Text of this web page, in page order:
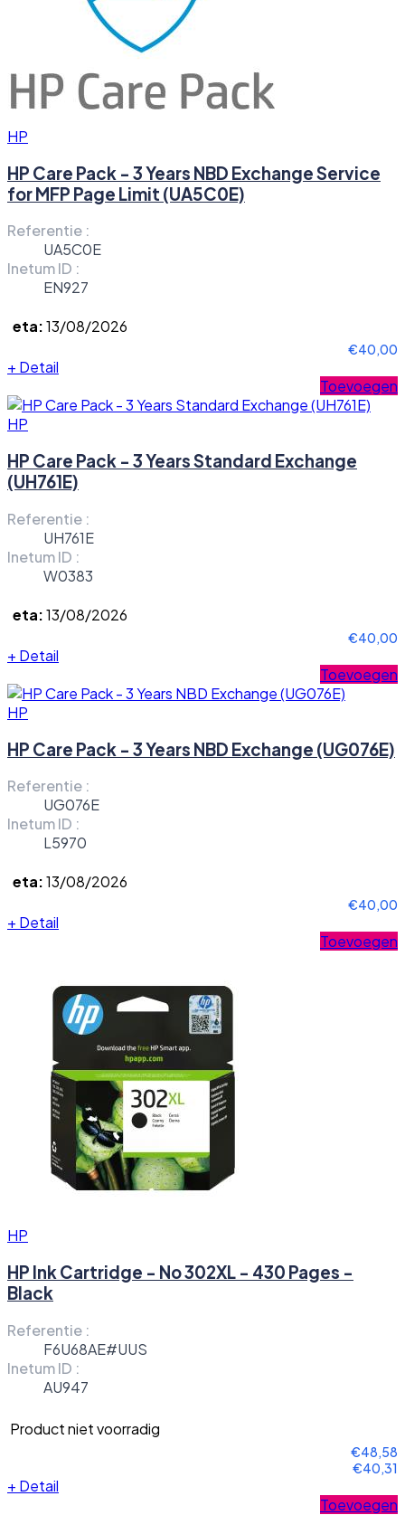
HP
HP Care Pack - 3 Years NBD Exchange Service
for MFP Page Limit (UA5C0E)
Referentie :
UA5C0E
Inetum ID :
EN927
eta:13/08/2026
€40,00
+ Detail
Toevoegen
HP
HP Care Pack - 3 Years Standard Exchange
(UH761E)
Referentie :
UH761E
Inetum ID :
W0383
eta:13/08/2026
€40,00
+ Detail
Toevoegen
HP
HP Care Pack - 3 Years NBD Exchange (UG076E)
Referentie :
UG076E
Inetum ID :
L5970
eta:13/08/2026
€40,00
+ Detail
Toevoegen
HP
HP Ink Cartridge - No 302XL - 430 Pages -
Black
Referentie :
F6U68AE#UUS
Inetum ID :
AU947
Product niet voorradig
€48,58
€40,31
+ Detail
Toevoegen